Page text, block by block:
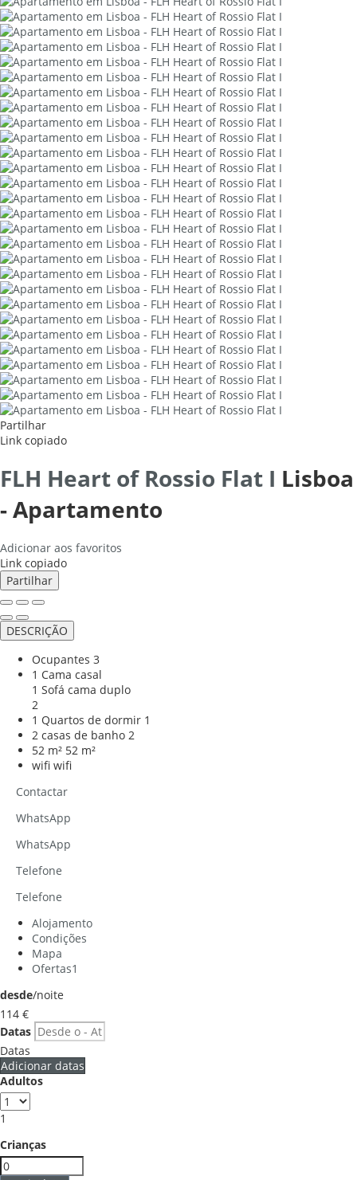
Partilhar
Link copiado
FLH Heart of Rossio Flat I Lisboa
-Apartamento
Adicionar aos favoritos
Link copiado
Partilhar
DESCRIÇÃO
Ocupantes 3
1 Cama casal
1 Sofá cama duplo
2
1 Quartos de dormir 1
2 casas de banho 2
52 m² 52 m²
wifi wifi
Contactar
WhatsApp
WhatsApp
Telefone
Telefone
Alojamento
Condições
Mapa
Ofertas1
desde/noite
114 €
Datas
Datas
Adicionar datas
Adultos
1
Crianças